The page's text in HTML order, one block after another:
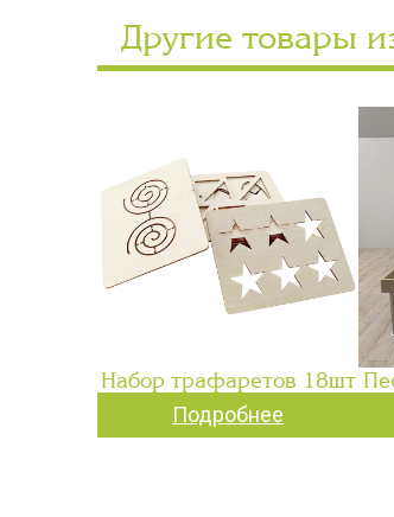
Другие товары
Набор трафаретов 18шт
Подробнее